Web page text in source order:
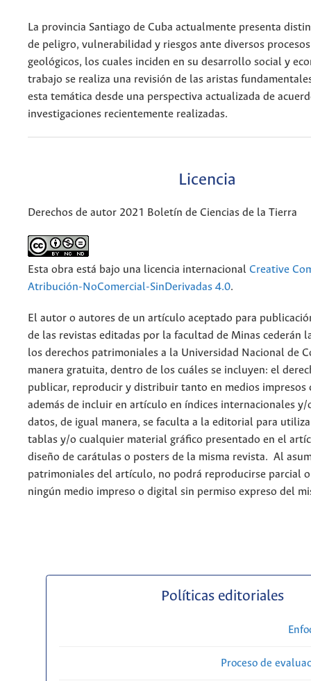
La provincia Santiago de Cuba actualmente presenta
de peligro, vulnerabilidad y riesgos ante diversos
geológicos, los cuales inciden en su desarrollo social y
trabajo se realiza una revisión de las aristas
esta temática desde una perspectiva actualizada de
investigaciones recientemente realizadas.
Licencia
Derechos de autor 2021 Boletín de Ciencias de la Tierra
Esta obra está bajo una licencia internacional Creative
Atribución-NoComercial-SinDerivadas 4.0.
El autor o autores de un artículo aceptado para
de las revistas editadas por la facultad de Minas cederán
los derechos patrimoniales a la Universidad Nacional de
manera gratuita, dentro de los cuáles se incluyen: el
publicar, reproducir y distribuir tanto en medios impresos
además de incluir en artículo en índices internacionales y/
datos, de igual manera, se faculta a la editorial para
tablas y/o cualquier material gráfico presentado en el
diseño de carátulas o posters de la misma revista. Al
patrimoniales del artículo, no podrá reproducirse parcial
ningún medio impreso o digital sin permiso expreso del
Políticas editoriales
Proceso de